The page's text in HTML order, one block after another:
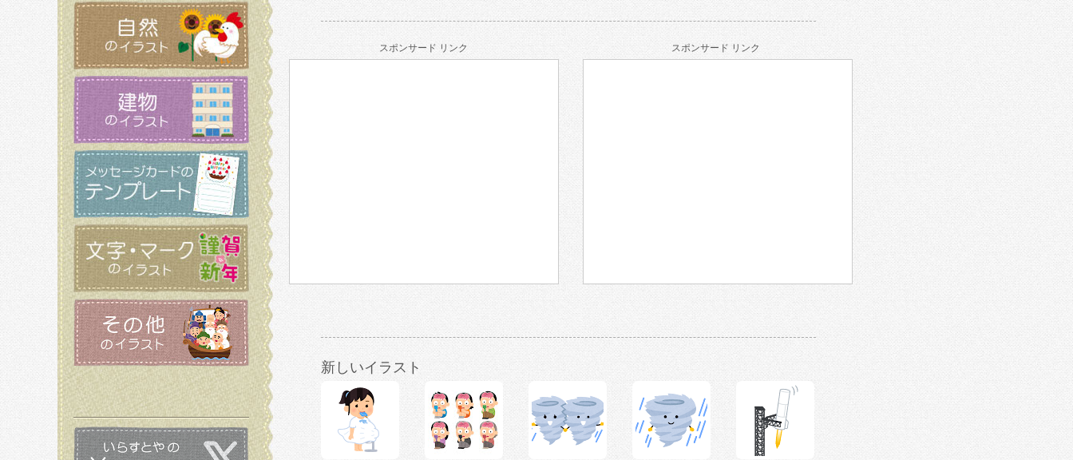
スポンサード リンク スポンサード リンク
新しいイラスト